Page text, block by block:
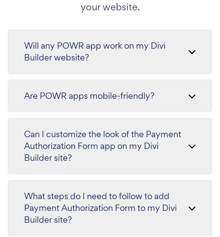
your website.
Will any POWR app work on my Divi
Builder website?
Are POWR apps mobile-friendly?
Can I customize the look of the Payment
Authorization Form app on my Divi
Builder site?
What steps do I need to follow to add
Payment Authorization Form to my Divi
Builder site?